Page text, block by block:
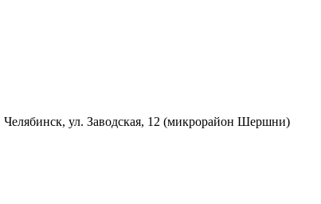
Челябинск, ул. Заводская, 12 (микрорайон Шершни)